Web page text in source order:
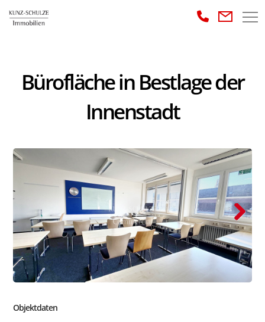
Bürofläche in Bestlage der
Innenstadt
Next
Objektdaten